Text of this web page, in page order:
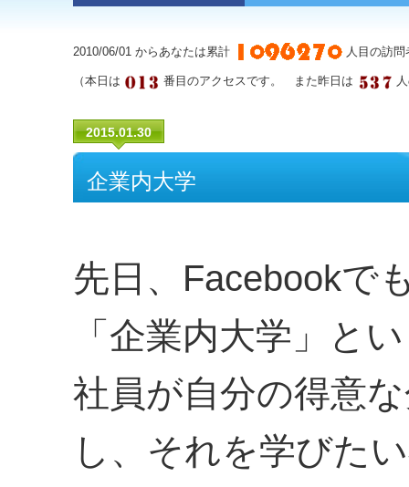
2010/06/01 からあなたは累計 人目の訪
（本日は 番目のアクセスです。 また昨日は
2015.01.30
企業内大学
先日、Facebookで
「企業内大学」と
社員が自分の得意
し、それを学びた